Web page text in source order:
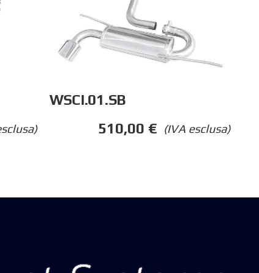
WSCI.01.SB
(IVA esclusa)
510,00 €